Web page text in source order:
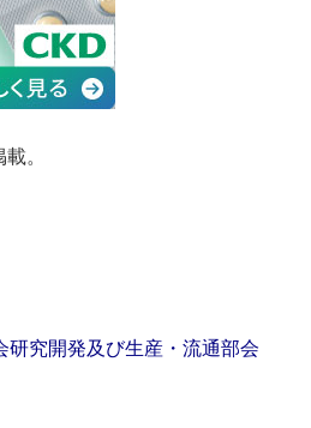
。
究開発及び生産・流通部会